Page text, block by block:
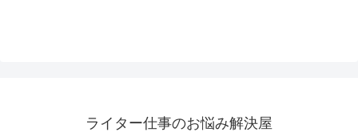
ライター仕事のお悩み解決屋